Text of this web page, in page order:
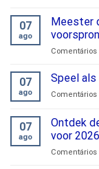
07
ago
Meester
07
ago
Speel
07
ago
Ontdek
voor 2026